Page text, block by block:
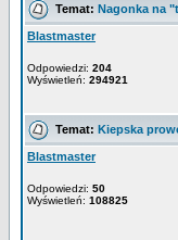
Temat: Nagonka na
Blastmaster
Odpowiedzi: 204
Wyświetleń: 294921
Temat: Kiepska
Blastmaster
Odpowiedzi: 50
Wyświetleń: 108825